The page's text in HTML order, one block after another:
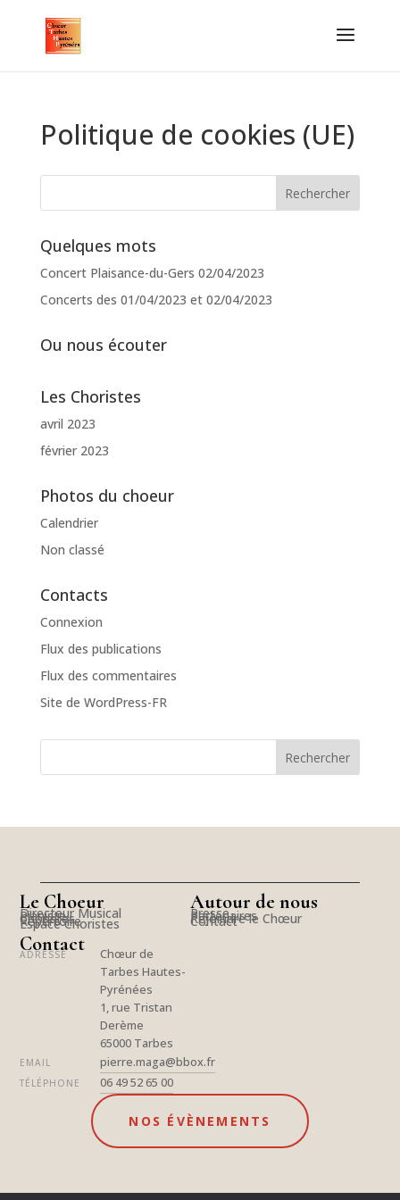
Politique de cookies (UE)
Quelques mots
Concert Plaisance-du-Gers 02/04/2023
Concerts des 01/04/2023 et 02/04/2023
Ou nous écouter
Les Choristes
avril 2023
février 2023
Photos du choeur
Calendrier
Non classé
Contacts
Connexion
Flux des publications
Flux des commentaires
Site de WordPress-FR
Le Choeur
Directeur Musical
Pianiste
Choristes
Répertoire
Espace Choristes
Autour de nous
Presse
Partenaires
Rejoindre le Chœur
Contact
Contact
ADRESSE
Chœur de
Tarbes Hautes-
Pyrénées
1, rue Tristan
Derème
65000 Tarbes
EMAIL pierre.maga@bbox.fr
TÉLÉPHONE 06 49 52 65 00
NOS ÉVÈNEMENTS